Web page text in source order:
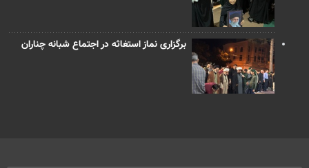
برگزاری نماز استغاثه در اجتماع شبانه چناران